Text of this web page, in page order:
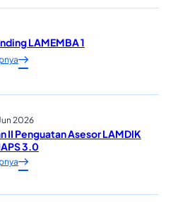
LAMEMBA 1
2026
II Penguatan Asesor LAMDIK
3.0